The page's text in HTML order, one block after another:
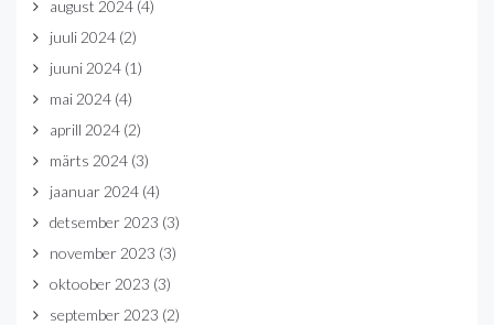
august 2024 (4)
juuli 2024 (2)
juuni 2024 (1)
mai 2024 (4)
aprill 2024 (2)
märts 2024 (3)
jaanuar 2024 (4)
detsember 2023 (3)
november 2023 (3)
oktoober 2023 (3)
september 2023 (2)